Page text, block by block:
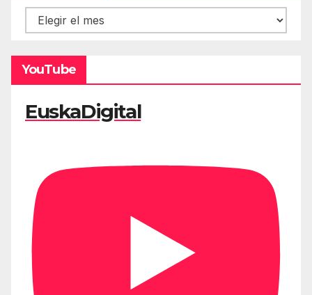
Hemeroteca
YouTube
EuskaDigital